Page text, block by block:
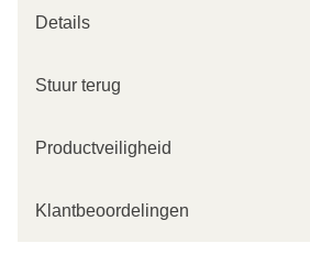
Details
Stuur terug
Productveiligheid
Klantbeoordelingen